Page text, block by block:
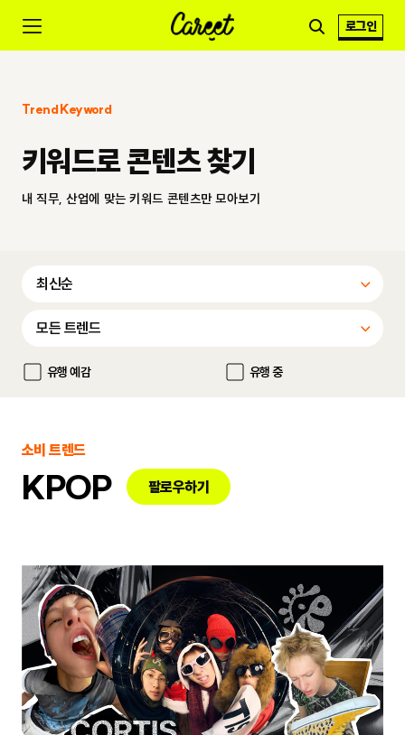
로그인
Trend Keyword
키워드로 콘텐츠 찾기
내 직무, 산업에 맞는 키워드 콘텐츠만 모아보기
유행 예감 유행 중
소비 트렌드
KPOP 팔로우하기